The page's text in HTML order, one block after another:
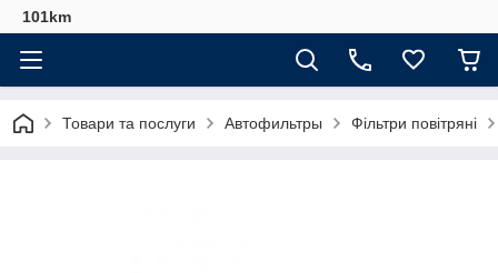
101km
Товари та послуги Автофильтры Фільтри повітряні